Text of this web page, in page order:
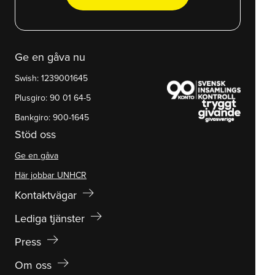
Ge en gåva nu
Swish: 1239001645
Plusgiro: 90 01 64-5
Bankgiro: 900-1645
Stöd oss
Ge en gåva
Här jobbar UNHCR
Kontaktvägar arrow_right_alt
Lediga tjänster arrow_right_alt
Press arrow_right_alt
Om oss arrow_right_alt